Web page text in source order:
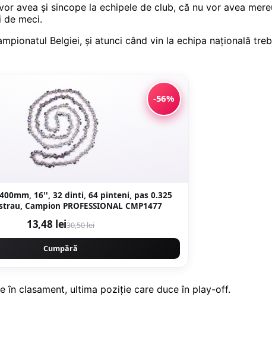
avea şi sincope la echipele de club, că nu vor avea
de meci.
Belgiei, şi atunci când vin la echipa naţională
-56%
16'', 32 dinti, 64 pinteni, pas 0.325
Campion PROFESSIONAL CMP1477
13,48 lei30,50 lei
Cumpără
în clasament, ultima poziţie care duce în play-off.